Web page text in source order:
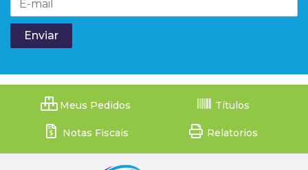
Meus Pedidos Títulos
Notas Fiscais Relatorios